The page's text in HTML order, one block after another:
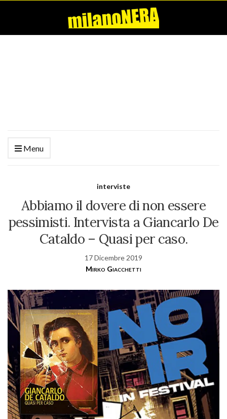
Menu
interviste
Abbiamo il dovere di non essere
pessimisti. Intervista a Giancarlo De
Cataldo – Quasi per caso.
17 Dicembre 2019
Mirko Giacchetti